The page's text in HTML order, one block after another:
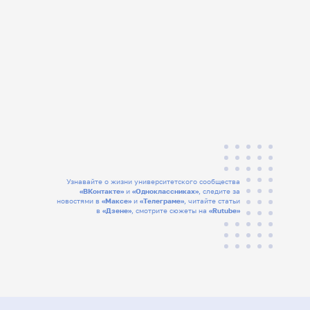
Узнавайте о жизни университетского сообщества
«ВКонтакте» и«Одноклассниках», следите за
новостями в«Максе» и«Телеграме», читайте статьи
в«Дзене», смотрите сюжеты на«Rutube»